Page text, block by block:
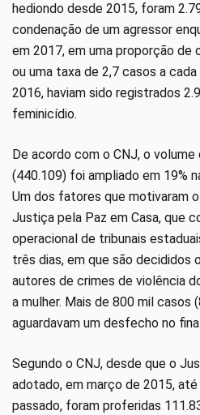
hediondo desde 2015, foram
condenação de um agressor
em 2017, em uma proporção de
ou uma taxa de 2,7 casos a
2016, haviam sido registrados
feminicídio.
De acordo com o CNJ, o
(440.109) foi ampliado em 19%
Um dos fatores que motivaram
Justiça pela Paz em Casa, que
operacional de tribunais
três dias, em que são decididos
autores de crimes de violência
a mulher. Mais de 800 mil casos
aguardavam um desfecho no
Segundo o CNJ, desde que o
adotado, em março de 2015,
passado, foram proferidas